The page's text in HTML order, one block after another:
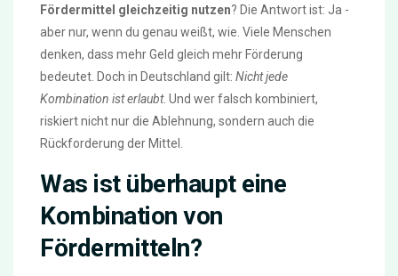
Fördermittel gleichzeitig nutzen? Die Antwort ist: Ja -
aber nur, wenn du genau weißt, wie. Viele Menschen
denken, dass mehr Geld gleich mehr Förderung
bedeutet. Doch in Deutschland gilt: Nicht jede
Kombination ist erlaubt. Und wer falsch kombiniert,
riskiert nicht nur die Ablehnung, sondern auch die
Rückforderung der Mittel.
Was ist überhaupt eine
Kombination von
Fördermitteln?